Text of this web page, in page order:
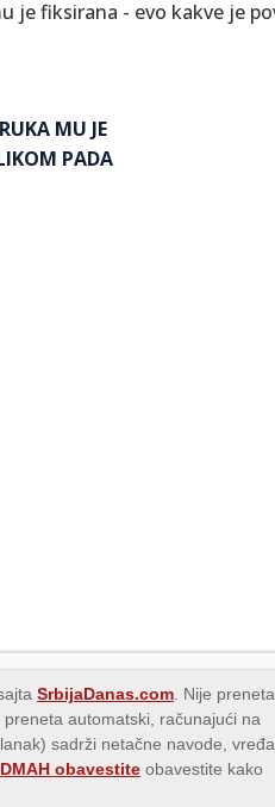
MU JE
PADA
SrbijaDanas.com . Nije preneta
automatski, računajući na
sadrži netačne navode, vređa
obavestite obavestite kako